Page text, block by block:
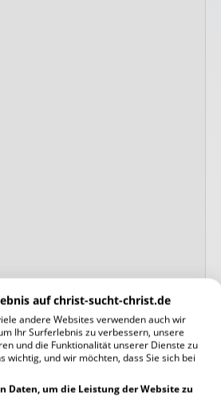
auf christ-sucht-christ.de
andere Websites verwenden auch wir
Ihr Surferlebnis zu verbessern, unsere
und die Funktionalität unserer Dienste zu
wichtig, und wir möchten, dass Sie sich bei
Daten, um die Leistung der Website zu